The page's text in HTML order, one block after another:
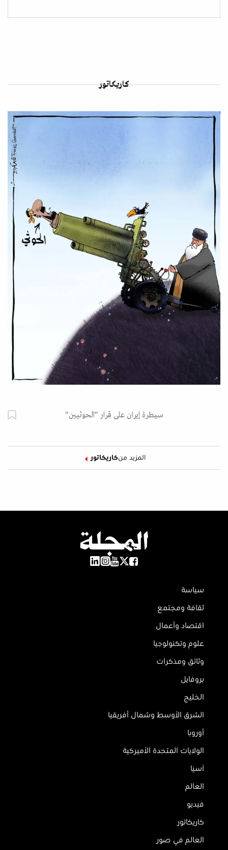
كاريكاتور
سيطرة إيران على قرار "الحوثيين"
المزيد منكاريكاتور
سياسة
ثقافة ومجتمع
اقتصاد وأعمال
علوم وتكنولوجيا
وثائق ومذكرات
بروفايل
الخليج
الشرق الأوسط وشمال أفريقيا
أوروبا
الولايات المتحدة الأميركية
آسيا
العالم
فيديو
كاريكاتور
العالم في صور